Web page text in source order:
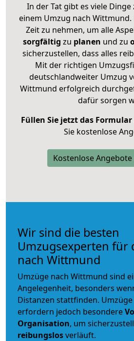
In der Tat gibt es viele
einem Umzug nach Wittmund.
Zeit zu nehmen, um alle
sorgfältig zu planen und zu
sicherzustellen, dass alles
Mit der richtigen
deutschlandweiter Umzug
Wittmund erfolgreich
dafür sorgen
Füllen Sie jetzt das Formular
Sie kostenlose
Kostenlose
Wir sind die besten
Umzugsexperten für
nach Wittmund
Umzüge nach Wittmund sind
Angelegenheit, besonders
Distanzen stattfinden.
erfordern jedoch besondere
Organisation, um
reibungslosverläuft.